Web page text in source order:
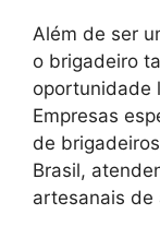
Além de ser
o brigadeiro
oportunidade
Empresas
de
Brasil,
artesanais de